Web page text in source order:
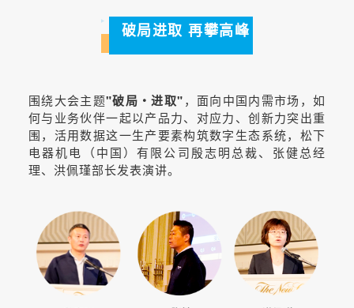
破局进取 再攀高峰
围绕大会主题"破局・进取"，面向中国内需市场，如
何与业务伙伴一起以产品力、对应力、创新力突出重
围，活用数据这一生产要素构筑数字生态系统，松下
电器机电（中国）有限公司殷志明总裁、张健总经
理、洪佩瑾部长发表演讲。